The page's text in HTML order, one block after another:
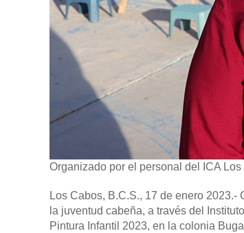
Organizado por el personal del ICA Los
Los Cabos, B.C.S., 17 de enero 2023.-
la juventud cabeña, a través del
Pintura Infantil 2023, en la colonia